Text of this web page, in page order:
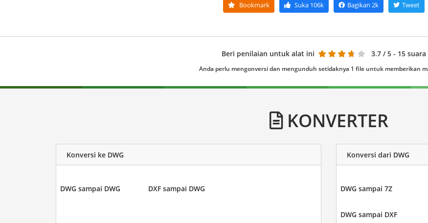
Bookmark Suka 106k Bagikan 2k Tweet
Beri penilaian untuk alat ini 3.7 / 5 - 15 suara
Anda perlu mengonversi dan mengunduh setidaknya 1 file untuk memberikan
KONVERTER
Konversi ke DWG
DWG sampai DWG DXF sampai DWG
Konversi dari DWG
DWG sampai 7Z
DWG sampai DXF